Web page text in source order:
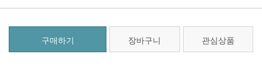
구매하기 장바구니 관심상품